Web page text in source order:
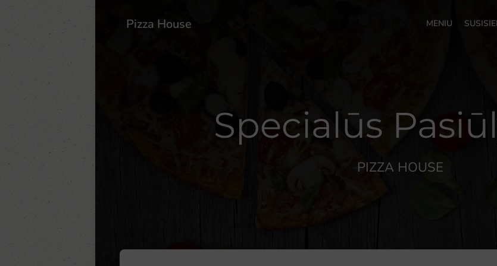
Pizza House MENIU
Specialūs
PIZZA HOUSE